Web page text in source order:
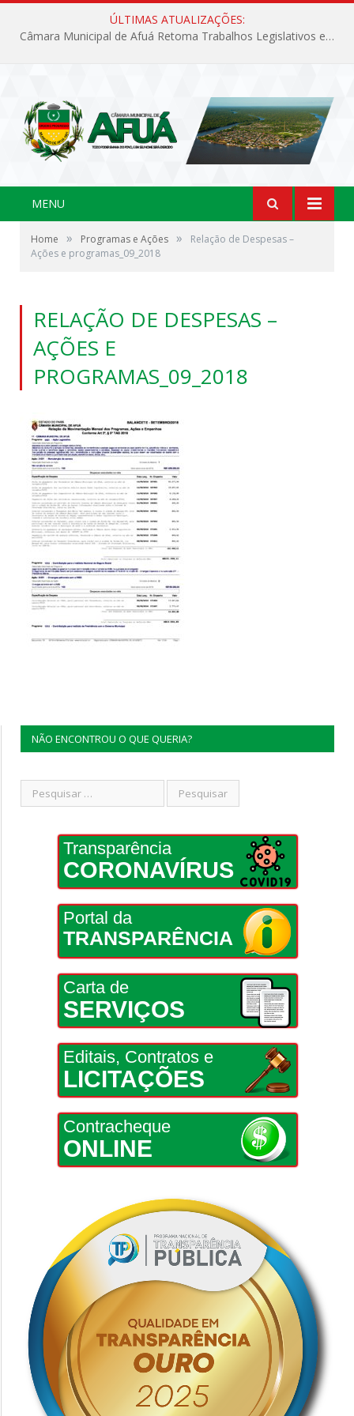
ÚLTIMAS ATUALIZAÇÕES:
Câmara Municipal de Afuá Retoma Trabalhos Legislativos em Sessão Ordinária
MENU
Home » Programas e Ações »
Relação de Despesas –
Ações e programas_09_2018
RELAÇÃO DE DESPESAS –
AÇÕES E
PROGRAMAS_09_2018
NÃO ENCONTROU O QUE QUERIA?
Transparência
CORONAVÍRUS
Portal da
TRANSPARÊNCIA
Carta de
SERVIÇOS
Editais, Contratos e
LICITAÇÕES
Contracheque
ONLINE